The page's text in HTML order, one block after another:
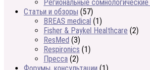
Региональные
Статьи и обзоры (57)
BREAS medical (1)
Fisher & Paykel Healthcare (2)
ResMed (3)
Respironics (1)
Пресса (2)
Форумы, консультации (1)